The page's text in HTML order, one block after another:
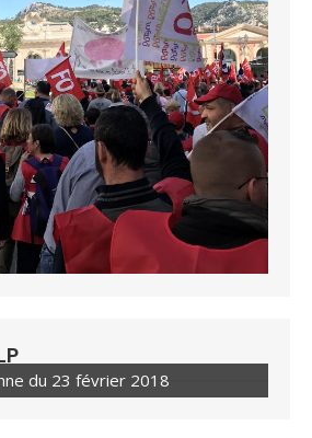
du 23 février 2018